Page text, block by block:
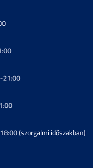
21:00
(szorgalmi időszakban)